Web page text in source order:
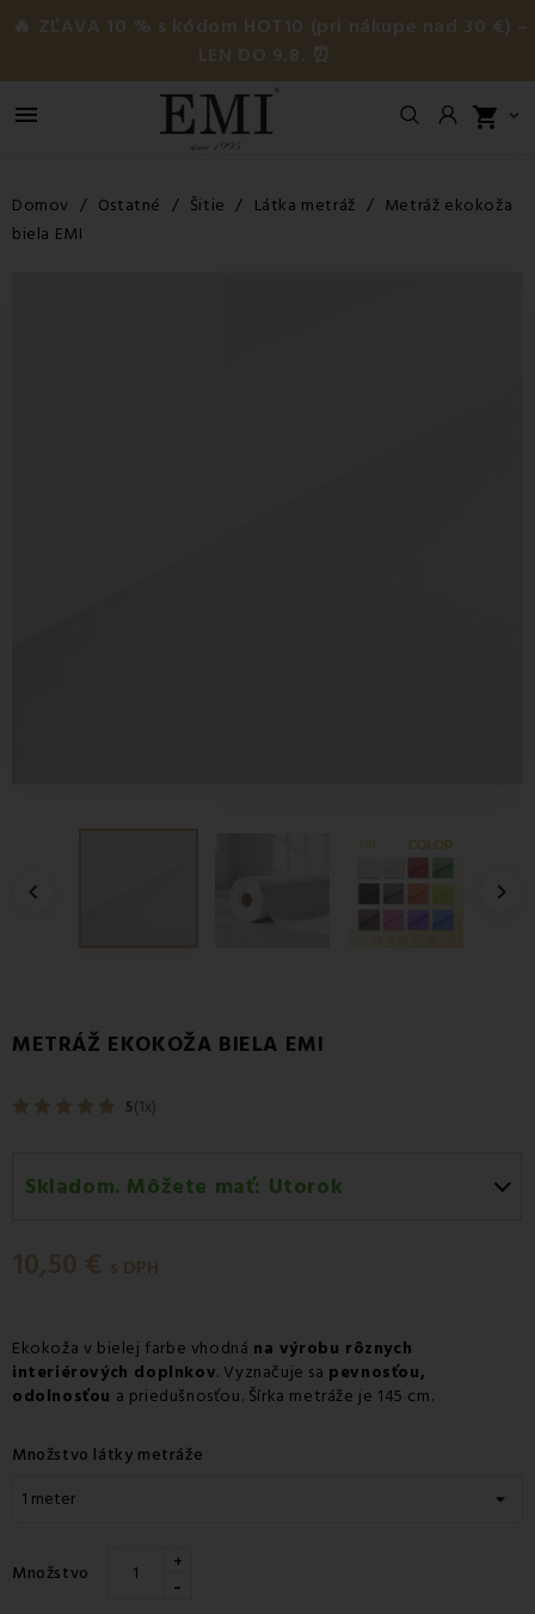
🔥 ZĽAVA 10 % s kódom HOT10 (pri nákupe nad 30 €) –
LEN DO 9.8. ⏰
 shopping_cart 
Domov Ostatné Šitie Látka metráž
Metráž ekokoža
biela EMI
 
METRÁŽ EKOKOŽA BIELA EMI
5(1x)
Skladom. Môžete mať: Utorok
Utorok 11.08
10,50 € s DPH
Ekokoža v bielej farbe vhodná na výrobu rôznych
interiérových doplnkov. Vyznačuje sa pevnosťou,
odolnosťou a priedušnosťou. Šírka metráže je 145 cm.
Množstvo látky metráže
Množstvo +
-